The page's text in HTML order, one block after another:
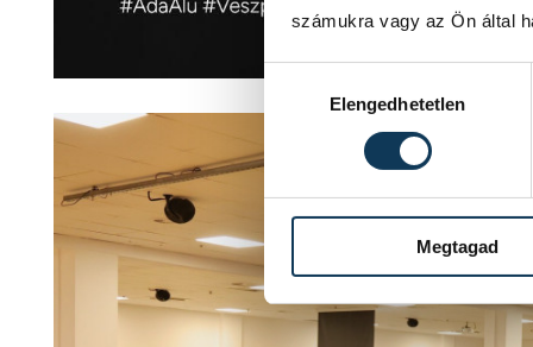
számukra vagy az Ön által
Hozzájárulás kiválasztása
Elengedhetetlen
Megtagad